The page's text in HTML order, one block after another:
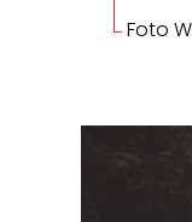
Foto